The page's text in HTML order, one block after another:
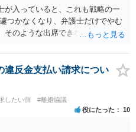
警察への被害届の提出というの
然ながら強制わいせつを行ったこ
することはできません。
が入っていると、これも戦略の一
つかなくなり、弁護士だけでやむ
そのような出席できない理由がな
いたことはありません。
違反金支払い請求につい
したい側 #離婚協議
役にたった 10